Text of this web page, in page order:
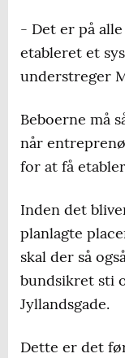
- Det er på
etableret et
understreger
Beboerne må
når
for at få
Inden det
planlagte
skal der så
bundsikret sti
Jyllandsgade.
Dette er det